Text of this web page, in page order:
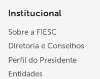
Institucional
Sobre a FIESC
Diretoria e Conselhos
Perfil do Presidente
Entidades